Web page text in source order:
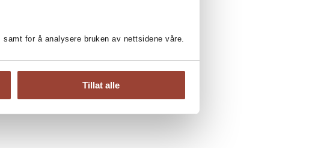
for å analysere bruken av nettsidene våre.
Tillat alle
og
påvirket av
digitale